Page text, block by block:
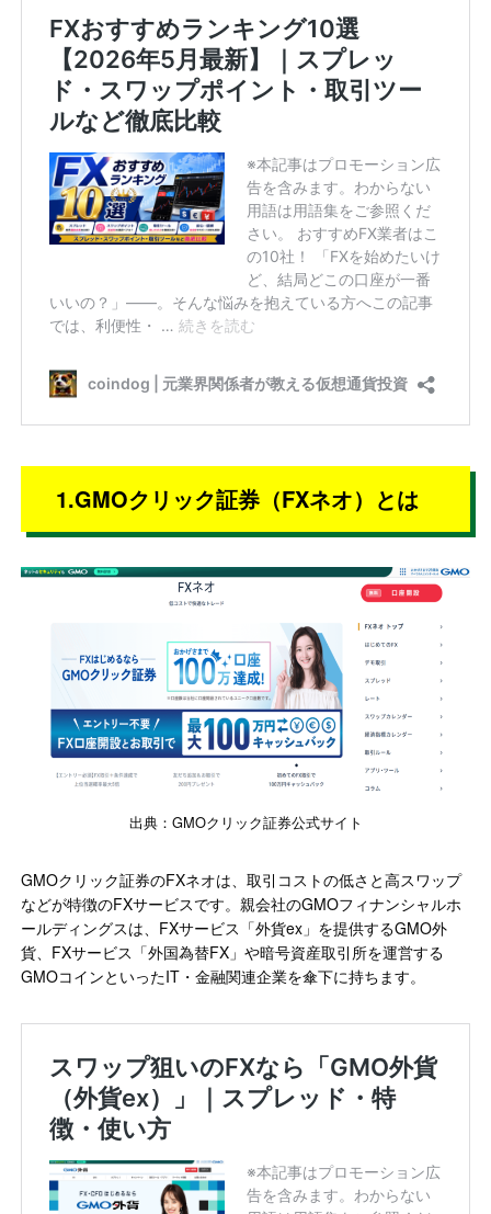
1.GMOクリック証券（FXネオ）とは
出典：GMOクリック証券公式サイト
GMOクリック証券のFXネオは、取引コストの低さと高スワップ
などが特徴のFXサービスです。親会社のGMOフィナンシャルホ
ールディングスは、FXサービス「外貨ex」を提供するGMO外
貨、FXサービス「外国為替FX」や暗号資産取引所を運営する
GMOコインといったIT・金融関連企業を傘下に持ちます。